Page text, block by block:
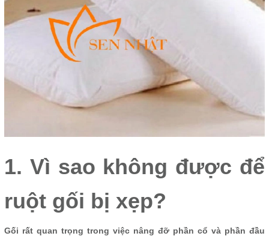
1. Vì sao không được để
ruột gối bị xẹp?
Gối rất quan trọng trong việc nâng đỡ phần cổ và phần đầu